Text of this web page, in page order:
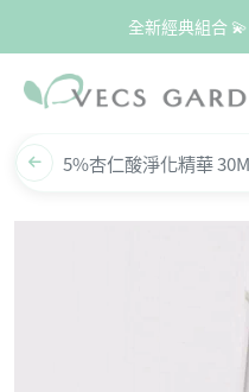
全新經典組合
5%杏仁酸淨化精華